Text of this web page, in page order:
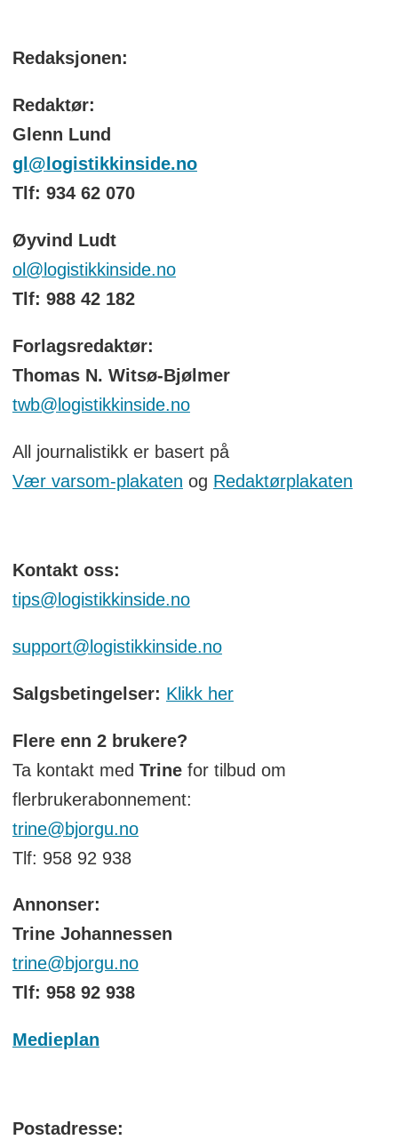
Redaksjonen:
Redaktør:
Glenn Lund
gl@logistikkinside.no
Tlf: 934 62 070
Øyvind Ludt
ol@logistikkinside.no
Tlf: 988 42 182
Forlagsredaktør:
Thomas N. Witsø-Bjølmer
twb@logistikkinside.no
All journalistikk er basert på
Vær varsom-plakaten og Redaktørplakaten
Kontakt oss:
tips@logistikkinside.no
support@logistikkinside.no
Salgsbetingelser: Klikk her
Flere enn 2 brukere?
Ta kontakt med Trinefor tilbud om
flerbrukerabonnement:
trine@bjorgu.no
Tlf: 958 92 938
Annonser:
Trine Johannessen
trine@bjorgu.no
Tlf: 958 92 938
Medieplan
Postadresse: